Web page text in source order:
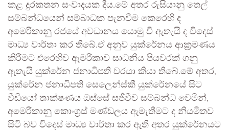
කළ දුරකතන සංවාදයක දීය.මේ අතර රුසියානු තෙල්
සම්බන්ධයෙන් සම්බාධක පැනවීම කෙරෙහි ද
අමෙරිකානු රජයේ අවධානය යොමු වී ඇතැයි ද විදෙස්
මාධ්‍ය වාර්තා කර තිබේ.ඒ අනුව යුක්රේනය ආක්‍රමණය
කිරීමට එරෙහිව ඇමරිකාව සාධනීය පියවරක් ගනු
ඇතැයි යුක්රේන ජනාධිපති වරයා කියා තිබේ.මේ අතර,
යුක්රේන ජනාධිපති සෙලෙන්ස්කී යුක්රේනයේ සිට
වීඩියෝ තාක්ෂණය ඔස්සේ සජීවීව සම්බන්ධ වෙමින්,
අමෙරිකානු කොංග්‍රස් මණ්ඩලය ඇමැතීමට ද නියමිතව
සිටි බව විදෙස් මාධ්‍ය වාර්තා කර ඇති අතර යුක්රේනයට